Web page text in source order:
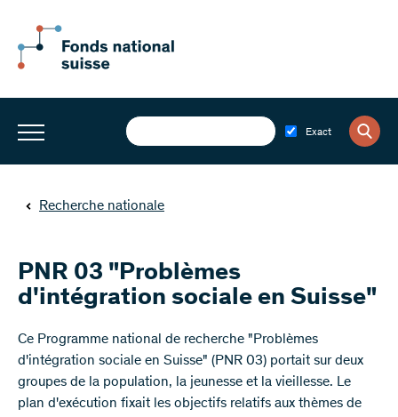
Exact
Recherche nationale
PNR 03 "Problèmes
d'intégration sociale en Suisse"
​Ce Programme national de recherche "Problèmes
d'intégration sociale en Suisse" (PNR 03) portait sur deux
groupes de la population, la jeunesse et la vieillesse. Le
plan d'exécution fixait les objectifs relatifs aux thèmes de